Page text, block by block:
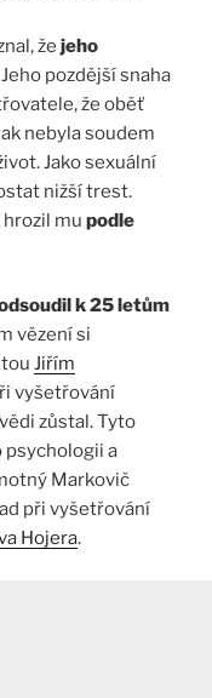
že jeho
Jeho pozdější snaha
že oběť
nebyla soudem
Jako sexuální
nižší trest.
hrozil mu podle
k 25 letům
vězení si
Jiřím
vyšetřování
zůstal. Tyto
psychologii a
Markovič
při vyšetřování
Hojera.